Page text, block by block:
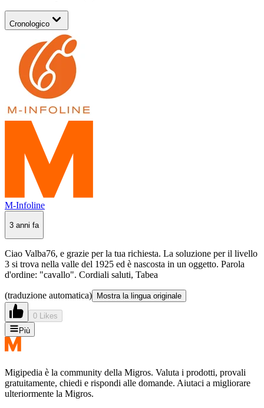
Cronologico
M-Infoline
3 anni fa
Ciao Valba76, e grazie per la tua richiesta. La soluzione per il livello
3 si trova nella valle del 1925 ed è nascosta in un oggetto. Parola
d'ordine: "cavallo". Cordiali saluti, Tabea
(traduzione automatica) Mostra la lingua originale
0 Likes
Più
Migipedia è la community della Migros. Valuta i prodotti, provali
gratuitamente, chiedi e rispondi alle domande. Aiutaci a migliorare
ulteriormente la Migros.